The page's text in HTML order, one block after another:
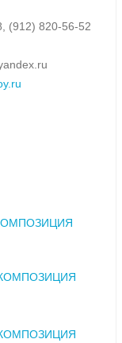
(912) 820-56-52